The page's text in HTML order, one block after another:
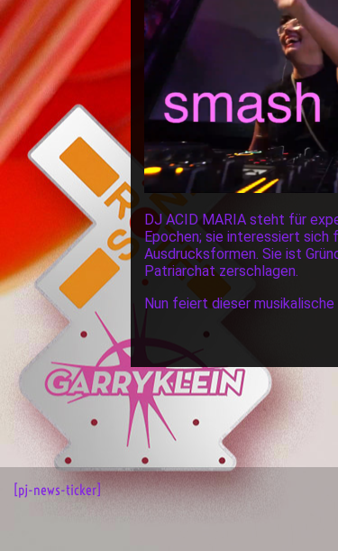
DJ ACID MARIA steht für
Epochen; sie interessiert sich
Ausdrucksformen. Sie ist
Patriarchat zerschlagen.
Nun feiert dieser
[pj-news-ticker]